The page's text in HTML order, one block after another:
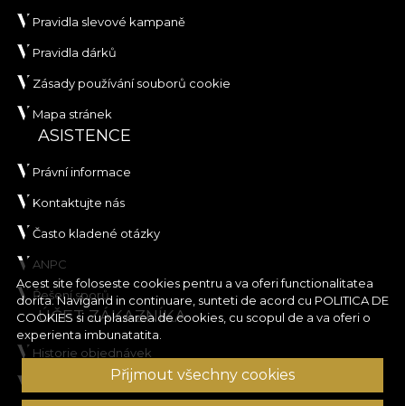
Acest site foloseste cookies pentru a va oferi functionalitatea
dorita. Navigand in continuare, sunteti de acord cu POLITICA DE
COOKIES si cu plasarea de cookies, cu scopul de a va oferi o
experienta imbunatatita.
Přijmout všechny cookies
Pravidla slevové kampaně
Pravidla dárků
Zásady používání souborů cookie
Mapa stránek
ASISTENCE
Právní informace
Kontaktujte nás
Často kladené otázky
ANPC
Řešení sporů
ÚČET ZÁKAZNÍKA
Historie objednávek
Oblíbené produkty